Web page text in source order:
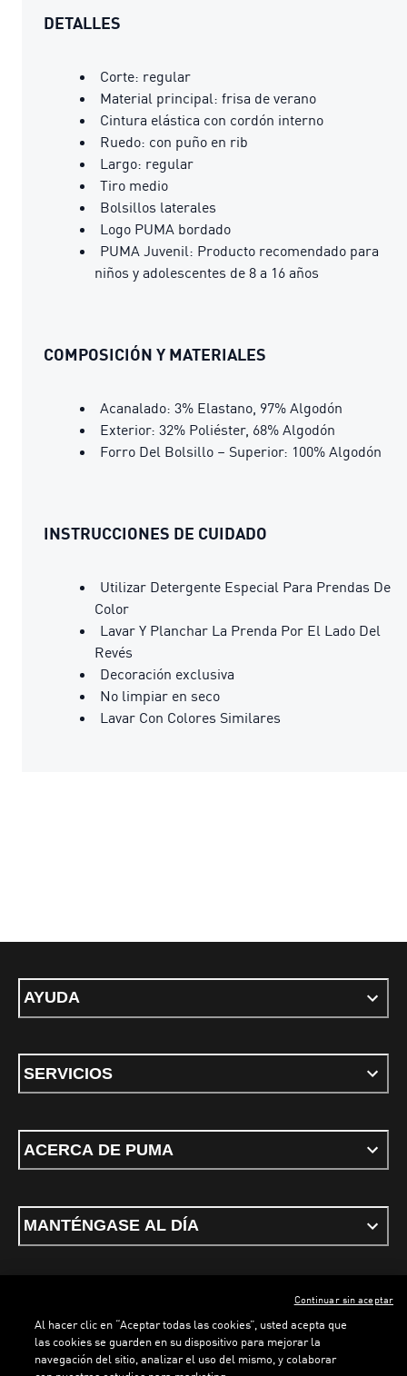
DETALLES
Corte: regular
Material principal: frisa de verano
Cintura elástica con cordón interno
Ruedo: con puño en rib
Largo: regular
Tiro medio
Bolsillos laterales
Logo PUMA bordado
PUMA Juvenil: Producto recomendado para
niños y adolescentes de 8 a 16 años
COMPOSICIÓN Y MATERIALES
Acanalado: 3% Elastano, 97% Algodón
Exterior: 32% Poliéster, 68% Algodón
Forro Del Bolsillo – Superior: 100% Algodón
INSTRUCCIONES DE CUIDADO
Utilizar Detergente Especial Para Prendas De
Color
Lavar Y Planchar La Prenda Por El Lado Del
Revés
Decoración exclusiva
No limpiar en seco
Lavar Con Colores Similares
AYUDA
SERVICIOS
ACERCA DE PUMA
MANTÉNGASE AL DÍA
ESPAÑOL
Al hacer clic en “Aceptar todas las cookies”, usted acepta que
las cookies se guarden en su dispositivo para mejorar la
navegación del sitio, analizar el uso del mismo, y colaborar
Continuar sin aceptar